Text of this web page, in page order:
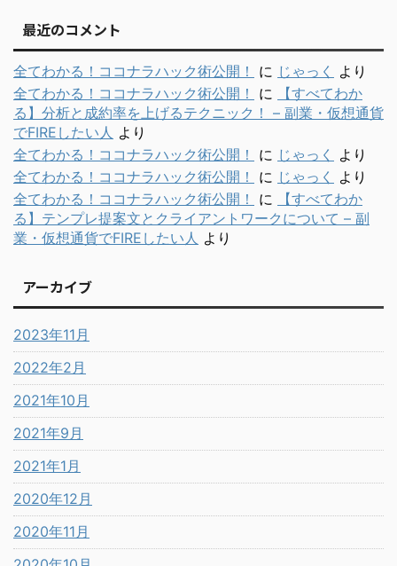
最近のコメント
全てわかる！ココナラハック術公開！ に じゃっく
より
全てわかる！ココナラハック術公開！
に
【すべてわか
る】分析と成約率を上げるテクニック！ – 副業・仮想通貨
でFIREしたい人 より
全てわかる！ココナラハック術公開！
に じゃっく
より
全てわかる！ココナラハック術公開！
に じゃっく
より
全てわかる！ココナラハック術公開！
に
【すべてわか
る】テンプレ提案文とクライアントワークについて – 副
業・仮想通貨でFIREしたい人 より
アーカイブ
2023年11月
2022年2月
2021年10月
2021年9月
2021年1月
2020年12月
2020年11月